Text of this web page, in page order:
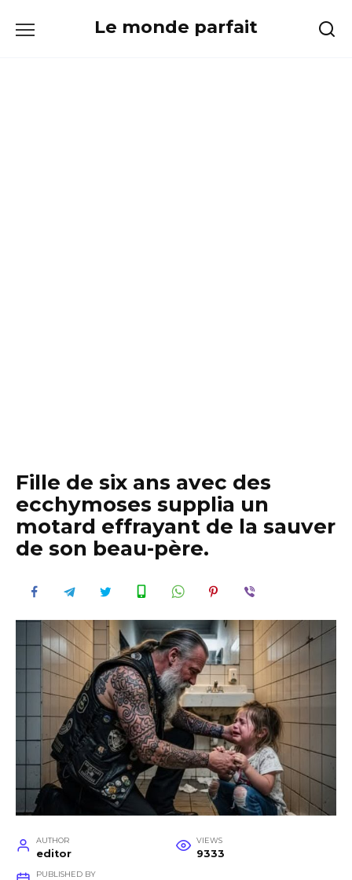
Le monde parfait
Fille de six ans avec des
ecchymoses supplia un
motard effrayant de la sauver
de son beau-père.
AUTHOR
editor
VIEWS
9333
PUBLISHED BY